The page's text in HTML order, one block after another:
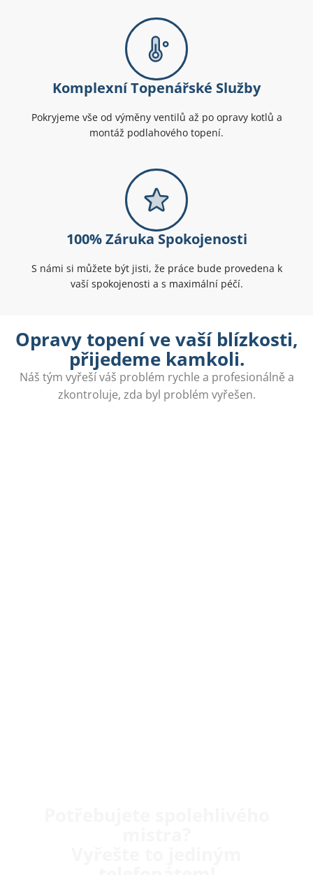
Komplexní Topenářské Služby
Pokryjeme vše od výměny ventilů až po opravy kotlů a
montáž podlahového topení.
100% Záruka Spokojenosti
S námi si můžete být jisti, že práce bude provedena k
vaší spokojenosti a s maximální péčí.
Opravy topení ve vaší blízkosti,
přijedeme kamkoli.
Náš tým vyřeší váš problém rychle a profesionálně a
zkontroluje, zda byl problém vyřešen.